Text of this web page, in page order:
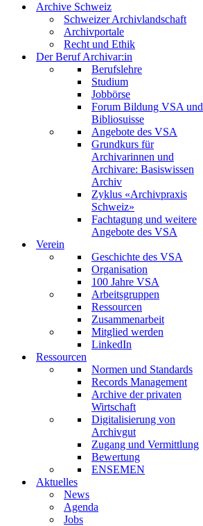
Archive Schweiz
Schweizer Archivlandschaft
Archivportale
Recht und Ethik
Der Beruf Archivar:in
Berufslehre
Studium
Jobbörse
Forum Bildung VSA und
Bibliosuisse
Angebote des VSA
Grundkurs für
Archivarinnen und
Archivare: Basiswissen
Archiv
Zyklus «Archivpraxis
Schweiz»
Fachtagung und weitere
Angebote des VSA
Verein
Geschichte des VSA
Organisation
100 Jahre VSA
Arbeitsgruppen
Ressourcen
Zusammenarbeit
Mitglied werden
LinkedIn
Ressourcen
Normen und Standards
Records Management
Archive der privaten
Wirtschaft
Digitalisierung von
Archivgut
Zugang und Vermittlung
Bewertung
ENSEMEN
Aktuelles
News
Agenda
Jobs